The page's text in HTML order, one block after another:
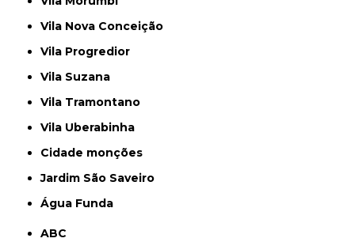
Vila Nova Conceição
Vila Progredior
Vila Suzana
Vila Tramontano
Vila Uberabinha
cidade monções
jardim São Saveiro
Água Funda
ABC